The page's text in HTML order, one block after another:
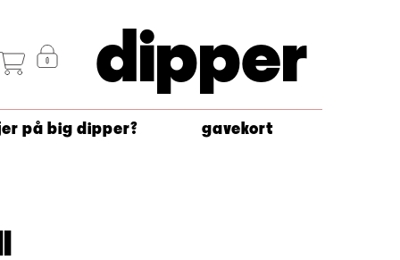
dipper
på big dipper? gavekort